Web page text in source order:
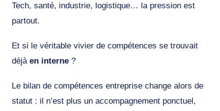
Tech, santé, industrie, logistique… la pression est
partout.
Et si le véritable vivier de compétences se trouvait
déjà en interne ?
Le bilan de compétences entreprise change alors de
statut : il n’est plus un accompagnement ponctuel,